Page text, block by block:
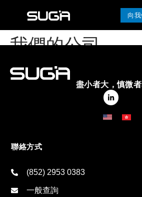
向
我們的公司
盡小者大，慎微者
聯絡方式
(852) 2953 0383
一般查詢